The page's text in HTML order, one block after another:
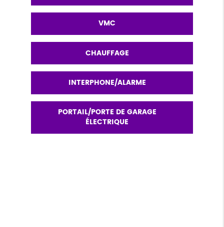
VMC
CHAUFFAGE
INTERPHONE/ALARME
PORTAIL/PORTE DE GARAGE
ÉLECTRIQUE